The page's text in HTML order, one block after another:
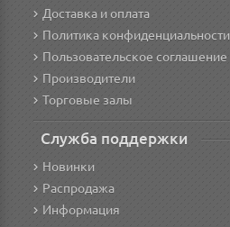
Доставка и оплата
Политика конфиденциальности
Пользовательское соглашение
Производители
Торговые залы
Служба поддержки
Новинки
Распродажа
Информация